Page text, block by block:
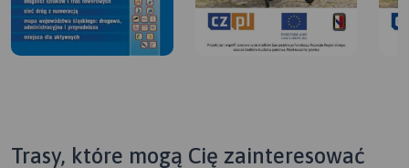
Trasy, które mogą Cię zainteresować